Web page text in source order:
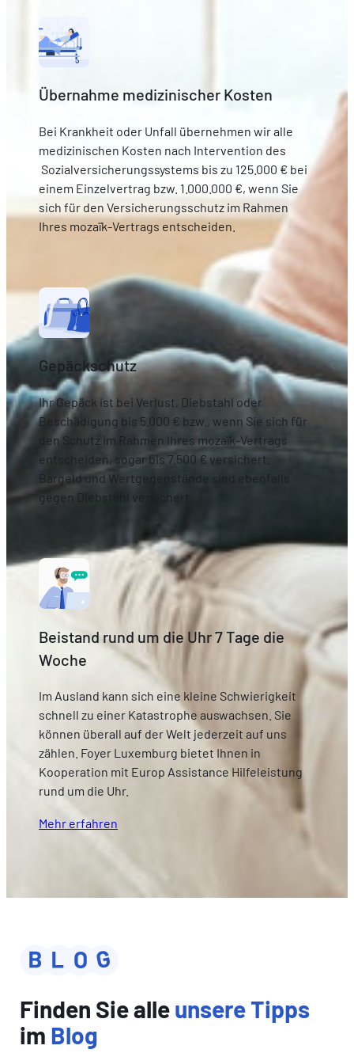
Übernahme medizinischer Kosten
Bei Krankheit oder Unfall übernehmen wir alle
medizinischen Kosten nach Intervention des
Sozialversicherungssystems bis zu 125.000 € bei
einem Einzelvertrag bzw. 1.000.000 €, wenn Sie
sich für den Versicherungsschutz im Rahmen
Ihres mozaïk-Vertrags entscheiden.
Gepäckschutz
Ihr Gepäck ist bei Verlust, Diebstahl oder
Beschädigung bis 5.000 € bzw., wenn Sie sich für
den Schutz im Rahmen Ihres mozaïk-Vertrags
entscheiden, sogar bis 7.500 € versichert.
Bargeld und Wertgegenstände sind ebenfalls
gegen Diebstahl versichert.
Beistand rund um die Uhr 7 Tage die
Woche
Im Ausland kann sich eine kleine Schwierigkeit
schnell zu einer Katastrophe auswachsen. Sie
können überall auf der Welt jederzeit auf uns
zählen. Foyer Luxemburg bietet Ihnen in
Kooperation mit Europ Assistance Hilfeleistung
rund um die Uhr.
Mehr erfahren
Finden Sie alleunsere Tipps
im Blog